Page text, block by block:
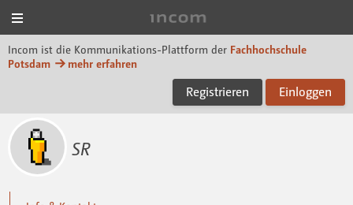
Incom ist die Kommunikations-Plattform der Fachhochschule
Potsdam
mehr erfahren
Registrieren Einloggen
SR